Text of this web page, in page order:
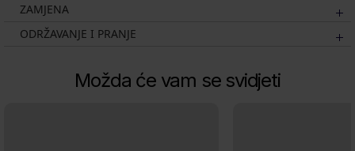
ZAMJENA
ODRŽAVANJE I PRANJE
Možda će vam se svidjeti